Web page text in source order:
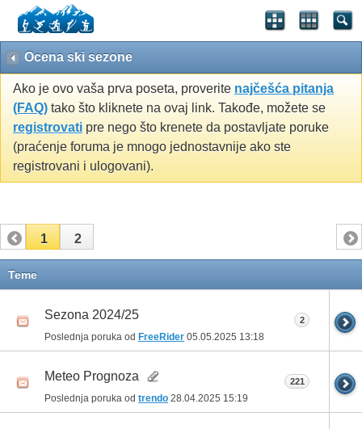
Ocena ski sezone
Ako je ovo vaša prva poseta, proverite najčešća pitanja
(FAQ) tako što kliknete na ovaj link. Takođe, možete se
registrovati pre nego što krenete da postavljate poruke
(praćenje foruma je mnogo jednostavnije ako ste
registrovani i ulogovani).
1 2
Teme
Sezona 2024/25
Poslednja poruka od FreeRider 05.05.2025 13:18
2
Meteo Prognoza
Poslednja poruka od trendo 28.04.2025 15:19
221